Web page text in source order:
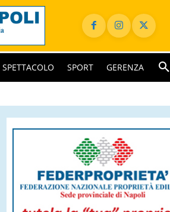
SPETTACOLO SPORT GERENZA